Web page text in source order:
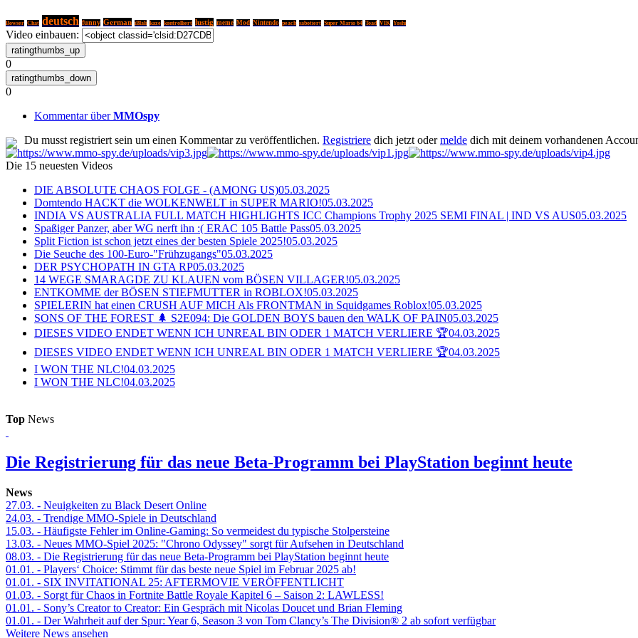
Bowser Chat deutsch funny German iBlali kaze kontrolliert lustig meme Mod Nintendo peach sabotiert Super Mario 64 Toad VIK Yoshi
Video einbauen:
0
0
Kommentar überMMOspy
Du musst registriert sein um einen Kommentar zu veröffentlichen. Registriere dich jetzt odermelde dich mit deinem vorhandenen
Die 15 neuesten Videos
DIE ABSOLUTE CHAOS FOLGE - (AMONG US)05.03.2025
Domtendo HACKT die WOLKENWELT in SUPER MARIO!05.03.2025
INDIA VS AUSTRALIA FULL MATCH HIGHLIGHTS ICC Champions Trophy 2025 SEMI FINAL | IND VS AUS05.03.2025
Spaßiger Panzer, aber WG nerft ihn :( ERAC 105 Battle Pass05.03.2025
Split Fiction ist schon jetzt eines der besten Spiele 2025!05.03.2025
Die Seuche des 100-Euro-"Frühzugangs"05.03.2025
DER PSYCHOPATH IN GTA RP05.03.2025
14 WEGE SMARAGDE ZU KLAUEN vom BÖSEN VILLAGER!05.03.2025
ENTKOMME der BÖSEN STIEFMUTTER in ROBLOX!05.03.2025
SPIELERIN hat einen CRUSH AUF MICH Als FRONTMAN in Squidgames Roblox!05.03.2025
SONS OF THE FOREST 🌲 S2E094: Die GOLDEN BOYS bauen den WALK OF PAIN05.03.2025
DIESES VIDEO ENDET WENN ICH UNREAL BIN ODER 1 MATCH VERLIERE 🏆04.03.2025
DIESES VIDEO ENDET WENN ICH UNREAL BIN ODER 1 MATCH VERLIERE 🏆04.03.2025
I WON THE NLC!04.03.2025
I WON THE NLC!04.03.2025
Top News
Die Registrierung für das neue Beta-Programm bei PlayStation beginnt heute
News
27.03. - Neuigkeiten zu Black Desert Online
24.03. - Trendige MMO-Spiele in Deutschland
15.03. - Häufigste Fehler im Online-Gaming: So vermeidest du typische Stolpersteine
13.03. - Neues MMO-Spiel 2025: "Chrono Odyssey" sorgt für Aufsehen in Deutschland
08.03. - Die Registrierung für das neue Beta-Programm bei PlayStation beginnt heute
01.01. - Players‘ Choice: Stimmt für das beste neue Spiel im Februar 2025 ab!
01.01. - SIX INVITATIONAL 25: AFTERMOVIE VERÖFFENTLICHT
01.03. - Sorgt für Chaos in Fortnite Battle Royale Kapitel 6 – Saison 2: LAWLESS!
01.01. - Sony’s Creator to Creator: Ein Gespräch mit Nicolas Doucet und Brian Fleming
01.01. - Der Wahrheit auf der Spur: Year 6, Season 3 von Tom Clancy’s The Division® 2 ab sofort verfügbar
Weitere News ansehen